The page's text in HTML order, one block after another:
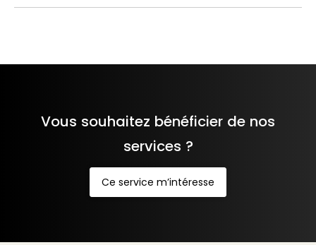
Vous souhaitez bénéficier de nos
services ?
Ce service m’intéresse